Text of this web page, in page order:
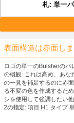
札: 単一
表面構造は赤面し
ロゴの単一のBulsherのパ
の概観: これは高め、あな
の一見を補足するのに赤
る不変の色を作成するた
シを使用して強調したい
2の指定: 項目 H1 タイプ